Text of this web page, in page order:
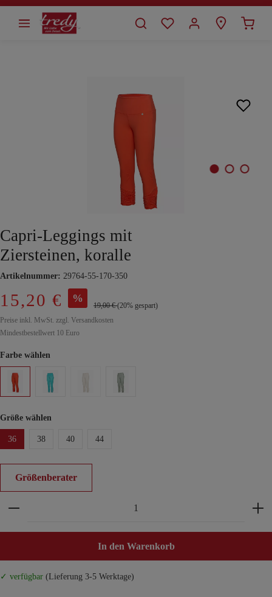
springen
Capri-Leggings mit
Ziersteinen, koralle
Artikelnummer: 29764-55-170-350
15,20 € %
19,00 €(20% gespart)
Preise inkl. MwSt. zzgl. Versandkosten
Mindestbestellwert 10 Euro
Farbe wählen
Größe wählen
36 38 40 44
Größenberater
Produkt Anzahl: Gib den gewünschten Wert ein
In den Warenkorb
✓ verfügbar (Lieferung 3-5 Werktage)